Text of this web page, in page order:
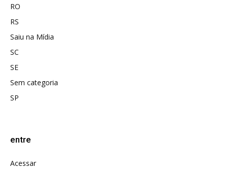
RO
RS
Saiu na Mídia
SC
SE
Sem categoria
SP
entre
Acessar